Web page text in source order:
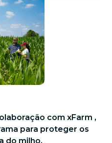
com xFarm ,
para proteger os
do milho.